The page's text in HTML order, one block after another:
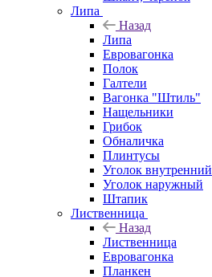
Липа
Назад
Липа
Евровагонка
Полок
Галтели
Вагонка "Штиль"
Нащельники
Грибок
Обналичка
Плинтусы
Уголок внутренний
Уголок наружный
Штапик
Лиственница
Назад
Лиственница
Евровагонка
Планкен